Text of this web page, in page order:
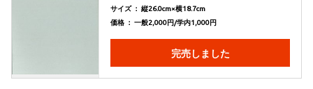
サイズ ： 縦26.0cm×横18.7cm
価格 ： 一般2,000円/学内1,000円
完売しました